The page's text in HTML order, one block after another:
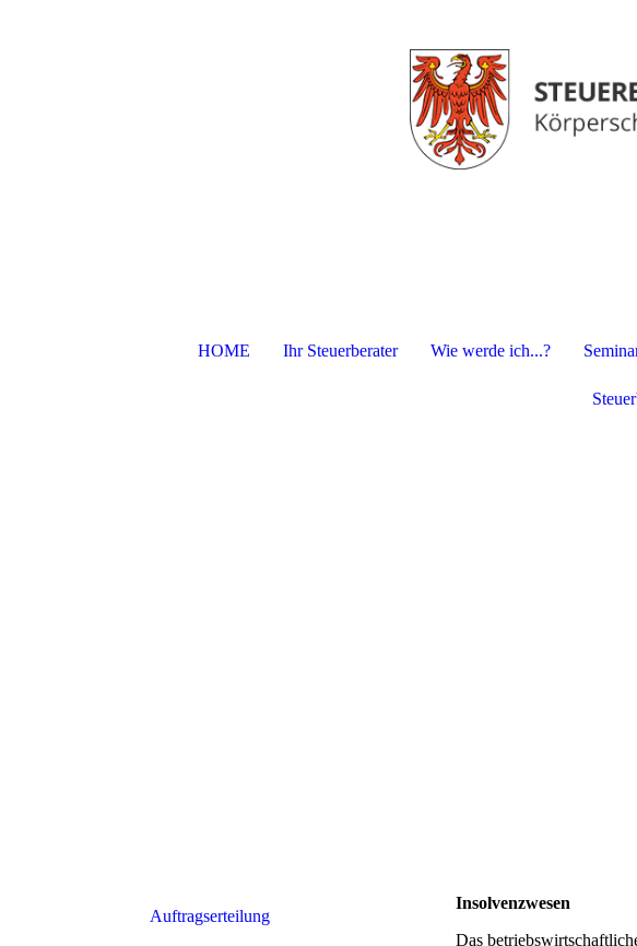
HOME Ihr Steuerberater Wie werde ich...?
Auftragserteilung
Insolvenzwesen
Das